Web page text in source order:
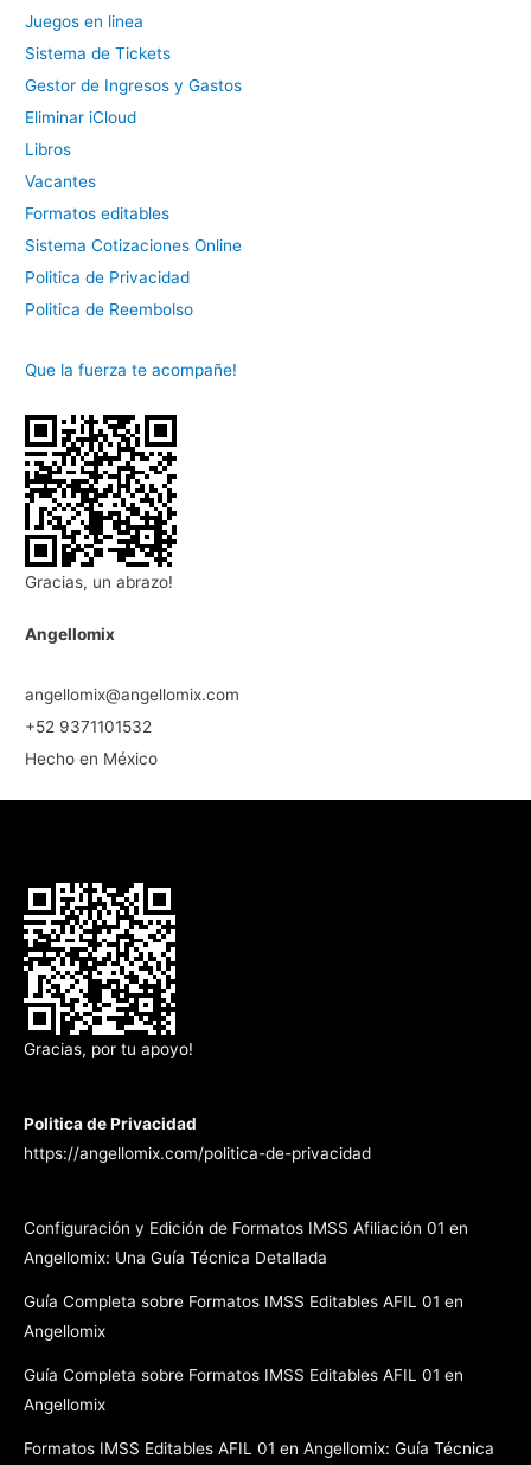
Juegos en linea
Sistema de Tickets
Gestor de Ingresos y Gastos
Eliminar iCloud
Libros
Vacantes
Formatos editables
Sistema Cotizaciones Online
Politica de Privacidad
Politica de Reembolso
Que la fuerza te acompañe!
Gracias, un abrazo!
Angellomix
angellomix@angellomix.com
+52 9371101532
Hecho en México
Gracias, por tu apoyo!
Politica de Privacidad
https://angellomix.com/politica-de-privacidad
Configuración y Edición de Formatos IMSS Afiliación 01 en
Angellomix: Una Guía Técnica Detallada
Guía Completa sobre Formatos IMSS Editables AFIL 01 en
Angellomix
Guía Completa sobre Formatos IMSS Editables AFIL 01 en
Angellomix
Formatos IMSS Editables AFIL 01 en Angellomix: Guía Técnica